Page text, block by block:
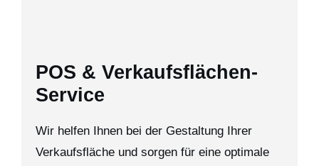
POS & Verkaufsflächen-
Service
Wir helfen Ihnen bei der Gestaltung Ihrer
Verkaufsfläche und sorgen für eine optimale